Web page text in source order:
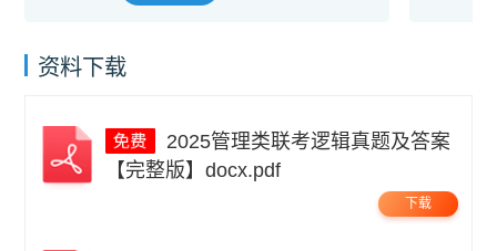
资料下载
【完整版】docx.pdf
下载